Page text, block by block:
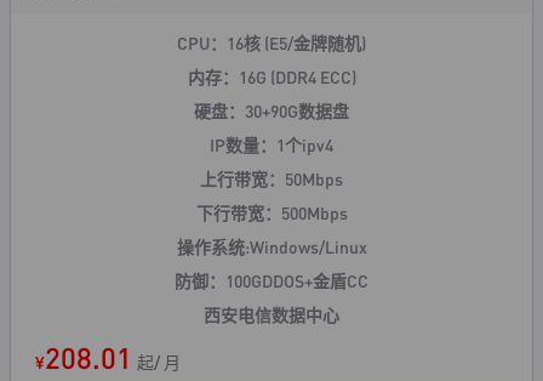
CPU：16核 (E5/金牌随机)
内存：16G (DDR4 ECC)
硬盘：30+90G数据盘
IP数量：1个ipv4
上行带宽：50Mbps
下行带宽：500Mbps
操作系统:Windows/Linux
防御：100GDDOS+金盾CC
西安电信数据中心
¥208.01 起/ 月